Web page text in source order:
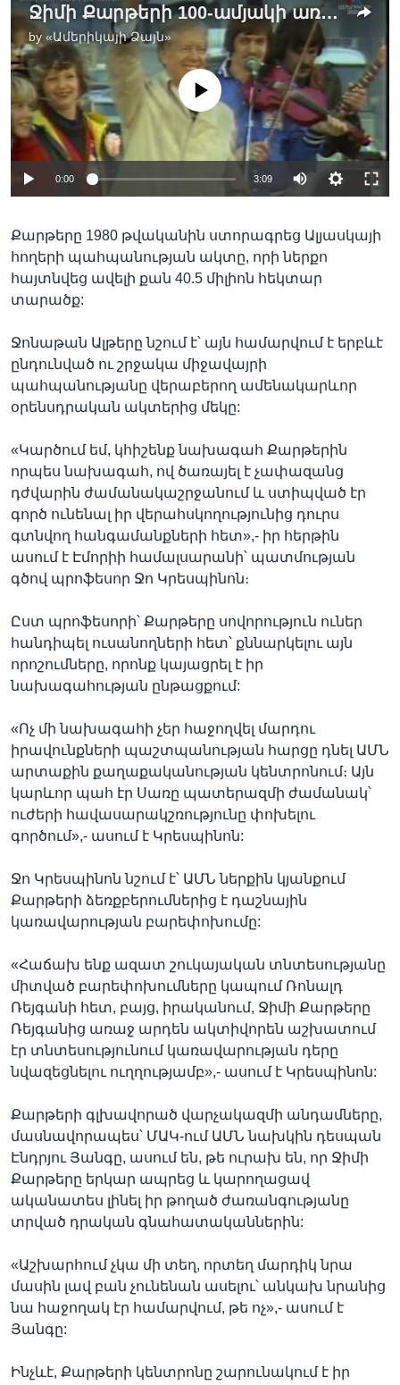
Ջիմի Քարթերի 100-ամյակի առթիվ Միացյալ Նահանգներում անդրադարձել են նրա թողած ժառանգությանը
by «Ամերիկայի Ձայն»
No media source currently available
0:00 3:09
Քարթերը 1980 թվականին ստորագրեց Ալյասկայի
հողերի պահպանության ակտը, որի ներքո
հայտնվեց ավելի քան 40.5 միլիոն հեկտար
տարածք:
Ջոնաթան Ալթերը նշում է՝ այն համարվում է երբևէ
ընդունված ու շրջակա միջավայրի
պահպանությանը վերաբերող ամենակարևոր
օրենսդրական ակտերից մեկը:
«Կարծում եմ, կհիշենք նախագահ Քարթերին
որպես նախագահ, ով ծառայել է չափազանց
դժվարին ժամանակաշրջանում և ստիպված էր
գործ ունենալ իր վերահսկողությունից դուրս
գտնվող հանգամանքների հետ»,- իր հերթին
ասում է Էմորիի համալսարանի՝ պատմության
գծով պրոֆեսոր Ջո Կրեսպինոն։
Ըստ պրոֆեսորի՝ Քարթերը սովորություն ուներ
հանդիպել ուսանողների հետ՝ քննարկելու այն
որոշումները, որոնք կայացրել է իր
նախագահության ընթացքում:
«Ոչ մի նախագահի չեր հաջողվել մարդու
իրավունքների պաշտպանության հարցը դնել ԱՄՆ
արտաքին քաղաքականության կենտրոնում։ Այն
կարևոր պահ էր Սառը պատերազմի ժամանակ՝
ուժերի հավասարակշռությունը փոխելու
գործում»,- ասում է Կրեսպինոն:
Ջո Կրեսպինոն նշում է՝ ԱՄՆ ներքին կյանքում
Քարթերի ձեռքբերումներից է դաշնային
կառավարության բարեփոխումը:
«Հաճախ ենք ազատ շուկայական տնտեսությանը
միտված բարեփոխումները կապում Ռոնալդ
Ռեյգանի հետ, բայց, իրականում, Ջիմի Քարթերը
Ռեյգանից առաջ արդեն ակտիվորեն աշխատում
էր տնտեսությունում կառավարության դերը
նվազեցնելու ուղղությամբ»,- ասում է Կրեսպինոն:
Քարթերի գլխավորած վարչակազմի անդամները,
մասնավորապես՝ ՄԱԿ-ում ԱՄՆ նախկին դեսպան
Էնդրյու Յանգը, ասում են, թե ուրախ են, որ Ջիմի
Քարթերը երկար ապրեց և կարողացավ
ականատես լինել իր թողած ժառանգությանը
տրված դրական գնահատականներին:
«Աշխարհում չկա մի տեղ, որտեղ մարդիկ նրա
մասին լավ բան չունենան ասելու՝ անկախ նրանից
նա հաջողակ էր համարվում, թե ոչ»,- ասում է
Յանգը:
Ինչևէ, Քարթերի կենտրոնը շարունակում է իր